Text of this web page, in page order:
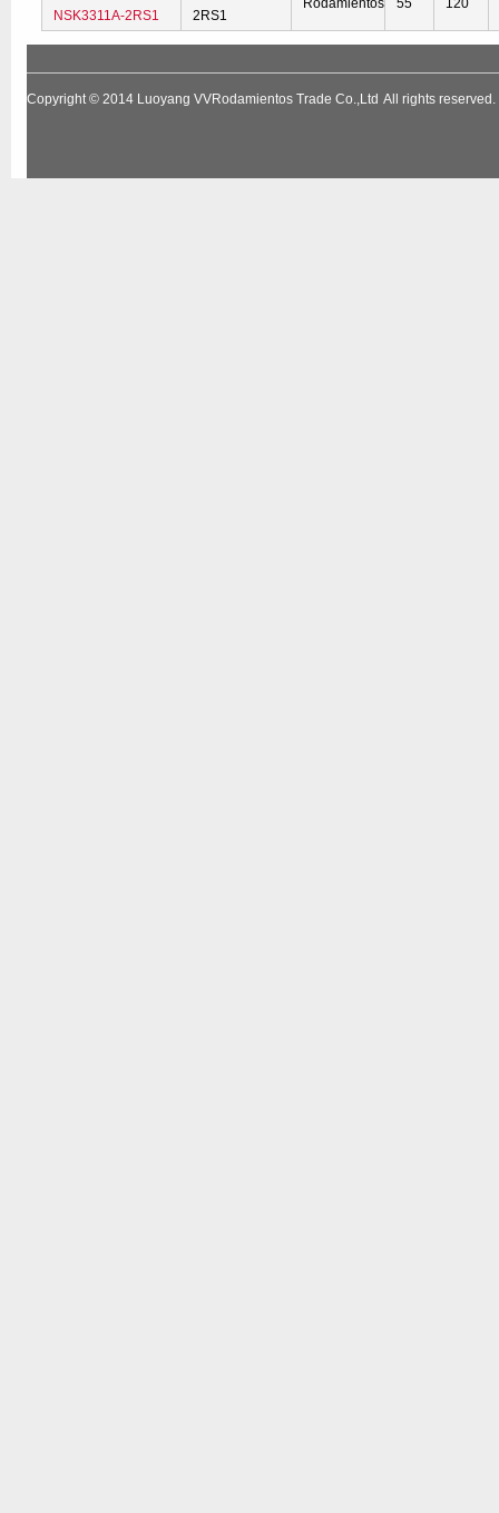
NSK3311A-2RS1 2RS1
Rodamientos 55 120
Copyright © 2014 Luoyang VVRodamientos Trade Co.,Ltd All rights